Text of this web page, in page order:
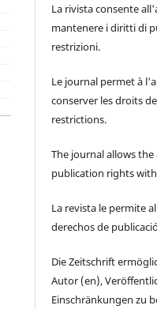
La rivista consente
mantenere i diritti di
restrizioni.
Le journal permet à
conserver les droits
restrictions.
The journal allows
publication rights
La revista le permite
derechos de
Die Zeitschrift
Autor (en),
Einschränkungen zu